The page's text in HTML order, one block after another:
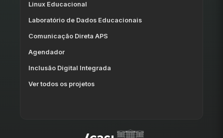
Linux Educacional
Laboratório de Dados Educacionais
Comunicação Direta APS
Agendador
Inclusão Digital Integrada
Ver todos os projetos